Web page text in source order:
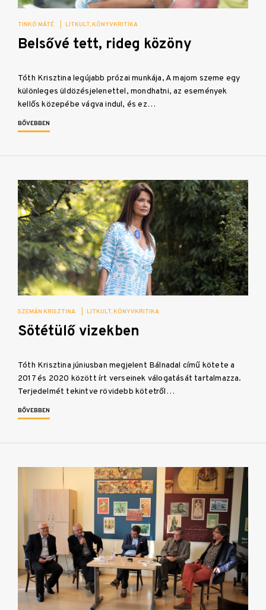
TINKÓ MÁTÉ LITKULT KÖNYVKRITIKA
Belsővé tett, rideg közöny
Tóth Krisztina legújabb prózai munkája, A majom szeme egy
különleges üldözésjelenettel, mondhatni, az események
kellős közepébe vágva indul, és ez…
BŐVEBBEN
SZEMÁN KRISZTINA LITKULT KÖNYVKRITIKA
Sötétülő vizekben
Tóth Krisztina júniusban megjelent Bálnadal című kötete a
2017 és 2020 között írt verseinek válogatását tartalmazza.
Terjedelmét tekintve rövidebb kötetről…
BŐVEBBEN